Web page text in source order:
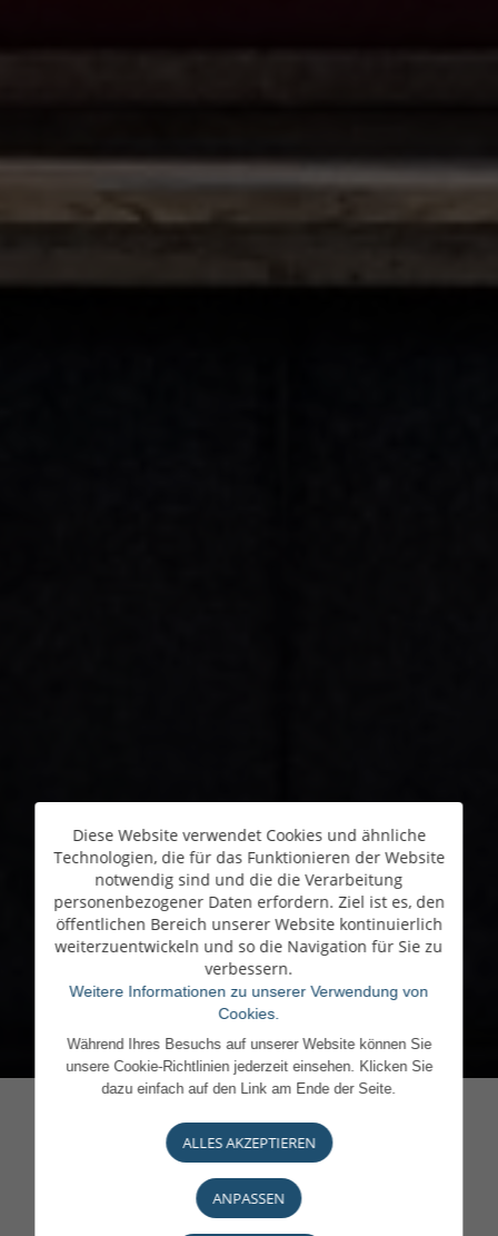
Diese Website verwendet Cookies und ähnliche
Technologien, die für das Funktionieren der Website
notwendig sind und die die Verarbeitung
personenbezogener Daten erfordern. Ziel ist es, den
öffentlichen Bereich unserer Website kontinuierlich
weiterzuentwickeln und so die Navigation für Sie zu
verbessern.
Weitere Informationen zu unserer Verwendung von
Cookies.
Während Ihres Besuchs auf unserer Website können Sie
unsere Cookie-Richtlinien jederzeit einsehen. Klicken Sie
dazu einfach auf den Link am Ende der Seite.
ALLES AKZEPTIEREN
ANPASSEN